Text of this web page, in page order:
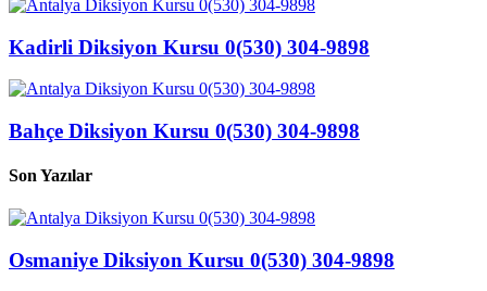
Kadirli Diksiyon Kursu 0(530) 304-9898
Bahçe Diksiyon Kursu 0(530) 304-9898
Son Yazılar
Osmaniye Diksiyon Kursu 0(530) 304-9898